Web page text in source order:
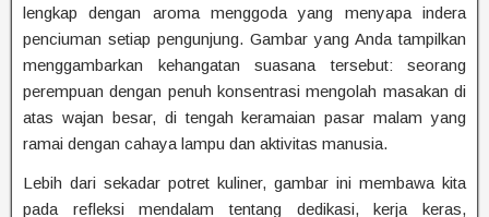
lengkap dengan aroma menggoda yang menyapa indera
penciuman setiap pengunjung. Gambar yang Anda tampilkan
menggambarkan kehangatan suasana tersebut: seorang
perempuan dengan penuh konsentrasi mengolah masakan di
atas wajan besar, di tengah keramaian pasar malam yang
ramai dengan cahaya lampu dan aktivitas manusia.
Lebih dari sekadar potret kuliner, gambar ini membawa kita
pada refleksi mendalam tentang dedikasi, kerja keras,